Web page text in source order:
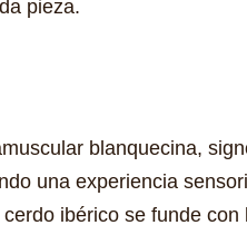
pieza.
blanquecina,
una experiencia
ibérico se funde